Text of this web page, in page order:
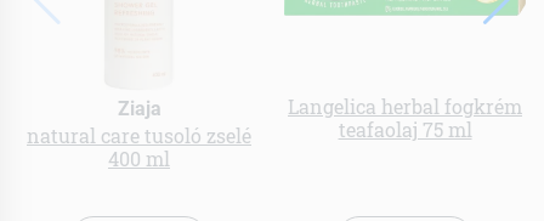
Ziaja
natural care tusoló zselé
400 ml
Langelica herbal fogkrém
teafaolaj 75 ml